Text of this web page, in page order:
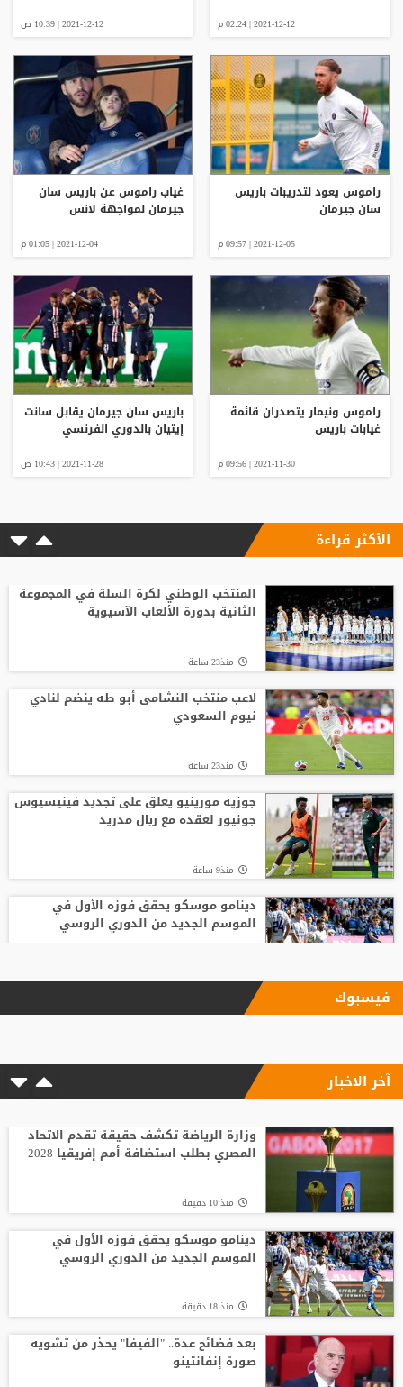
2021-12-12 | 02:24 م 2021-12-12 | 10:39 ص
راموس يعود لتدريبات باريس
سان جيرمان
2021-12-05 | 09:57 م
غياب راموس عن باريس سان
جيرمان لمواجهة لانس
2021-12-04 | 01:05 م
راموس ونيمار يتصدران قائمة
غيابات باريس
2021-11-30 | 09:56 م
باريس سان جيرمان يقابل سانت
إيتيان بالدوري الفرنسي
2021-11-28 | 10:43 ص
الأكثر قراءة
المنتخب الوطني لكرة السلة في المجموعة
الثانية بدورة الألعاب الآسيوية
منذ23 ساعة
لاعب منتخب النشامى أبو طه ينضم لنادي
نيوم السعودي
منذ23 ساعة
جوزيه مورينيو يعلق على تجديد فينيسيوس
جونيور لعقده مع ريال مدريد
منذ9 ساعة
دينامو موسكو يحقق فوزه الأول في
الموسم الجديد من الدوري الروسي
العُماني الرواحي بطل الجولة الرابعة من
مبكرًا برسالة نارية
انطلاق منافسات بطولة الحسن الدولية
العاشرة للتايكواندو
افتتاح دورة "سبارتاكياد شعوب روسيا" 2026
في يكاترينبورغ
فيسبوك
آخر الاخبار
وزارة الرياضة تكشف حقيقة تقدم الاتحاد
المصري بطلب استضافة أمم إفريقيا 2028
منذ 10 دقيقة
دينامو موسكو يحقق فوزه الأول في
الموسم الجديد من الدوري الروسي
منذ 18 دقيقة
بعد فضائح عدة.. "الفيفا" يحذر من تشويه
صورة إنفانتينو